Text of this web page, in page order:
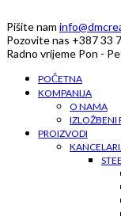
Pišite nam
Pozovite nas +387 33
Radno vrijeme Pon -
POČETNA
KOMPANIJA
O NAMA
IZLOŽBENI
PROIZVODI